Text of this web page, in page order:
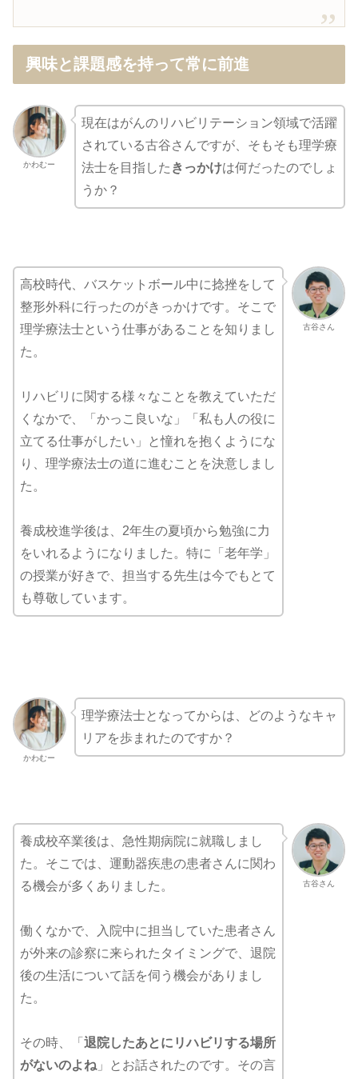
興味と課題感を持って常に前進
かわむー
現在はがんのリハビリテーション領域で活躍
されている古谷さんですが、そもそも理学療
法士を目指した きっかけは何だったのでしょ
うか？
古谷さん
高校時代、バスケットボール中に捻挫をして
整形外科に行ったのがきっかけです。そこで
理学療法士という仕事があることを知りまし
た。
リハビリに関する様々なことを教えていただ
くなかで、「かっこ良いな」「私も人の役に
立てる仕事がしたい」と憧れを抱くようにな
り、理学療法士の道に進むことを決意しまし
た。
養成校進学後は、2年生の夏頃から勉強に力
をいれるようになりました。特に「老年学」
の授業が好きで、担当する先生は今でもとて
も尊敬しています。
かわむー
理学療法士となってからは、どのようなキャ
リアを歩まれたのですか？
古谷さん
養成校卒業後は、急性期病院に就職しまし
た。そこでは、運動器疾患の患者さんに関わ
る機会が多くありました。
働くなかで、入院中に担当していた患者さん
が外来の診察に来られたタイミングで、退院
後の生活について話を伺う機会がありまし
た。
その時、「 退院したあとにリハビリする場所
がないのよね」とお話されたのです。その言